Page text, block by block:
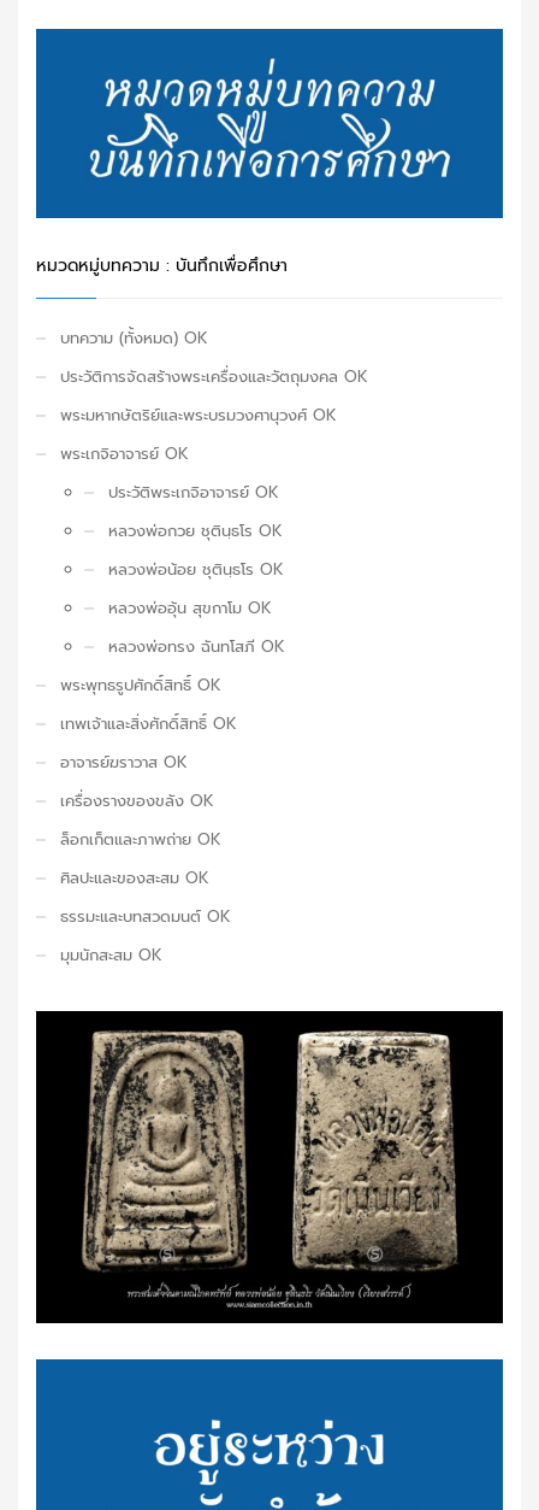
หมวดหมู่บทความ : บันทึกเพื่อศึกษา
บทความ (ทั้งหมด) OK
ประวัติการจัดสร้างพระเครื่องและวัตถุมงคล OK
พระมหากษัตริย์และพระบรมวงศานุวงศ์ OK
พระเกจิอาจารย์ OK
ประวัติพระเกจิอาจารย์ OK
หลวงพ่อกวย ชุตินฺธโร OK
หลวงพ่อน้อย ชุตินฺธโร OK
หลวงพ่ออุ้น สุขกาโม OK
หลวงพ่อทรง ฉันทโสภี OK
พระพุทธรูปศักดิ์สิทธิ์ OK
เทพเจ้าและสิ่งศักดิ์สิทธิ์ OK
อาจารย์ฆราวาส OK
เครื่องรางของขลัง OK
ล็อกเก็ตและภาพถ่าย OK
ศิลปะและของสะสม OK
ธรรมะและบทสวดมนต์ OK
มุมนักสะสม OK